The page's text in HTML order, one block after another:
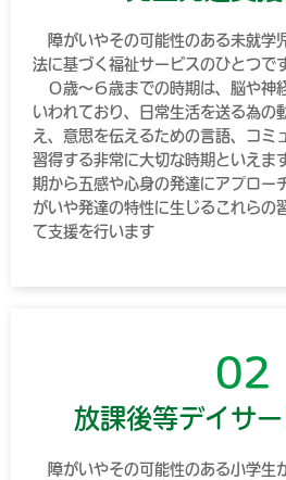
障がいやその可能性のある未就学
法に基づく福祉サービスのひとつで
０歳～６歳までの時期は、脳や神
いわれており、日常生活を送る為の
え、意思を伝えるための言語、コミ
習得する非常に大切な時期といえま
期から五感や心身の発達にアプロー
がいや発達の特性に生じるこれらの
て支援を行います
02
放課後等デイサ
障がいやその可能性のある小学生